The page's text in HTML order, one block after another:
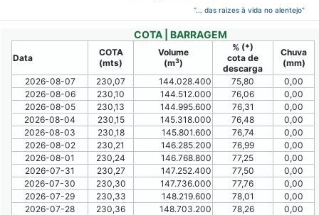
“... das raizes à vida no alentejo”
COTA | BARRAGEM
Data
COTA
(mts)
Volume
(m3)
% (*)
cota de
descarga
Chuva
(mm)
2026-08-07
230,07 144.028.400 75,80
0,00
2026-08-06
230,10 144.512.000 76,06
0,00
2026-08-05
230,13 144.995.600 76,31
0,00
2026-08-04
230,15 145.318.000 76,48
0,00
2026-08-03
230,18 145.801.600 76,74
0,00
2026-08-02
230,21 146.285.200 76,99
0,00
2026-08-01
230,24 146.768.800 77,25
0,00
2026-07-31
230,27 147.252.400 77,50
0,00
2026-07-30
230,30 147.736.000 77,76
0,00
2026-07-29
230,33 148.219.600 78,01
0,00
2026-07-28
230,36 148.703.200 78,26
0,00